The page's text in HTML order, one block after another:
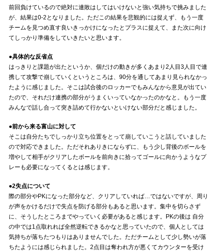
前回負けているので絶対に連敗はしてはいけないと強い気持ちで挑みました
が、結果は0-2となりました。ただこの結果を悲観的には捉えず、もう一度
チームを見つめ直す良いきっかけになったとプラスに捉えて、また次に向け
てしっかり準備をしていきたいと思います。
●具体的な反省点
はっきりと課題が出たというか、個だけの動きが多くあまり2人目3人目で連
携して攻撃で崩していくというところは、90分を通してあまり見られなかっ
たように感じました。そこは試合後のロッカーでもみんなから意見が出てい
たので、それだけ連携の部分がうまくいっていなかったのかなと。もう一度
みんなで話し合って突き詰めて行かないといけない部分だと感じました。
●前から来る富山に対して
そこは自分たちでしっかり立ち位置をとって崩していこうと話していました
ので対応できました。ただそれありきにならずに、もう少し背後のボールを
増やして相手がクリアしたボールを前向きに拾ってゴールに向かうようなプ
レーも必要になってくるとは感じます。
●2失点について
際の部分やPKになった部分など、クリアしていれば…ではないですが、周り
が声をかけるだけで失点を防げる部分もあると思います。集中を切らさず
に、そうしたところまでやっていく必要があると感じます。PKの後は 自分
の中では1点取れれば全然逆転できるかなと思っていたので、個人としては
気持ちが落ちたつもりはありませんでした。ただチームとして少し勢いが落
ちたようには感じられました。2点目は奪われ方が悪くてカウンターを受け